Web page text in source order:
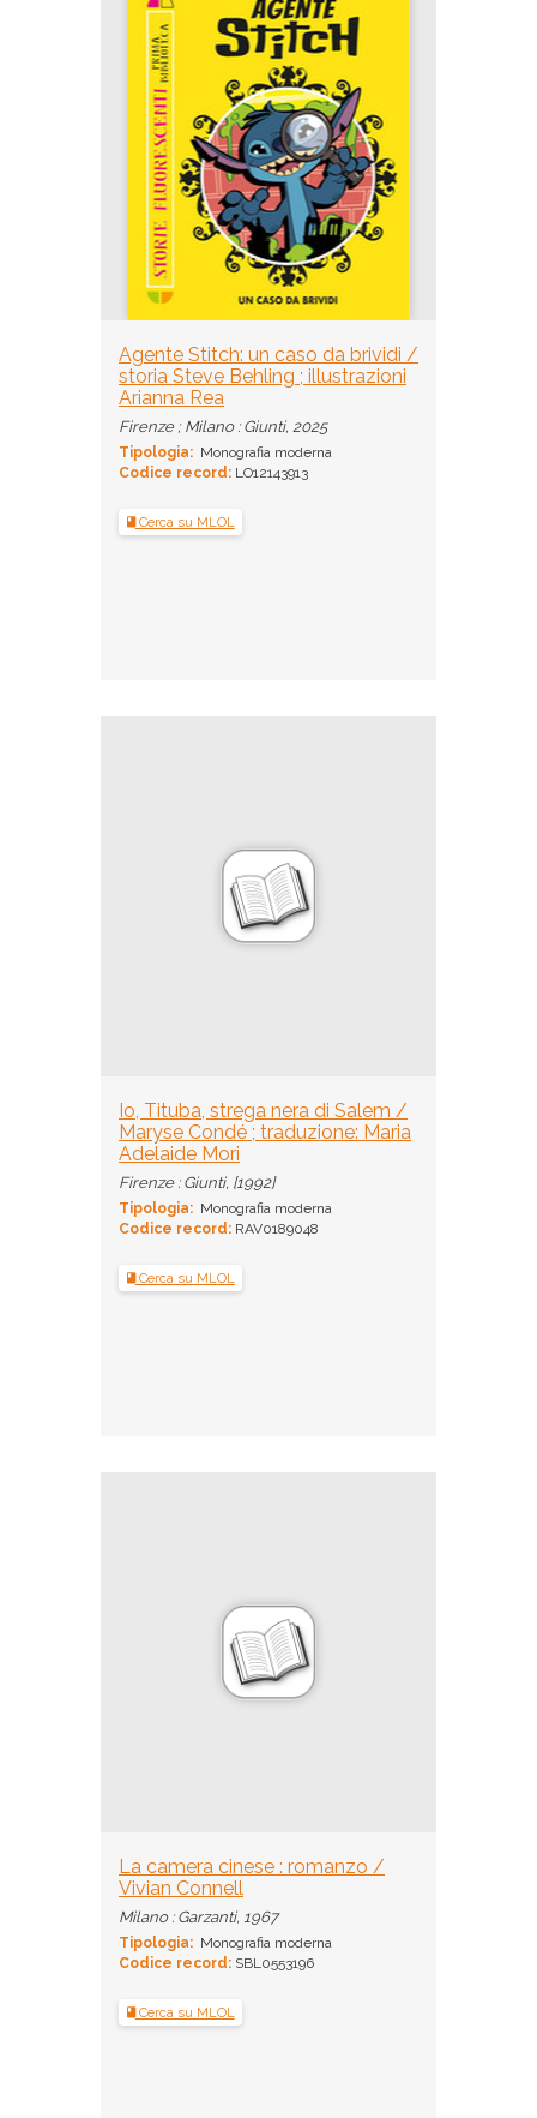
Agente Stitch: un caso da brividi /
storia Steve Behling ; illustrazioni
Arianna Rea
Firenze ; Milano : Giunti, 2025
Tipologia: Monografia moderna
Codice record: LO12143913
Cerca su MLOL
Io, Tituba, strega nera di Salem /
Maryse Condé ; traduzione: Maria
Adelaide Mori
Firenze : Giunti, [1992]
Tipologia: Monografia moderna
Codice record: RAV0189048
Cerca su MLOL
La camera cinese : romanzo /
Vivian Connell
Milano : Garzanti, 1967
Tipologia: Monografia moderna
Codice record: SBL0553196
Cerca su MLOL